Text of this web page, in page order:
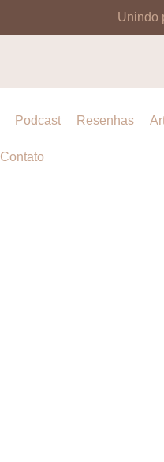
Unindo
Podcast Resenhas
Contato